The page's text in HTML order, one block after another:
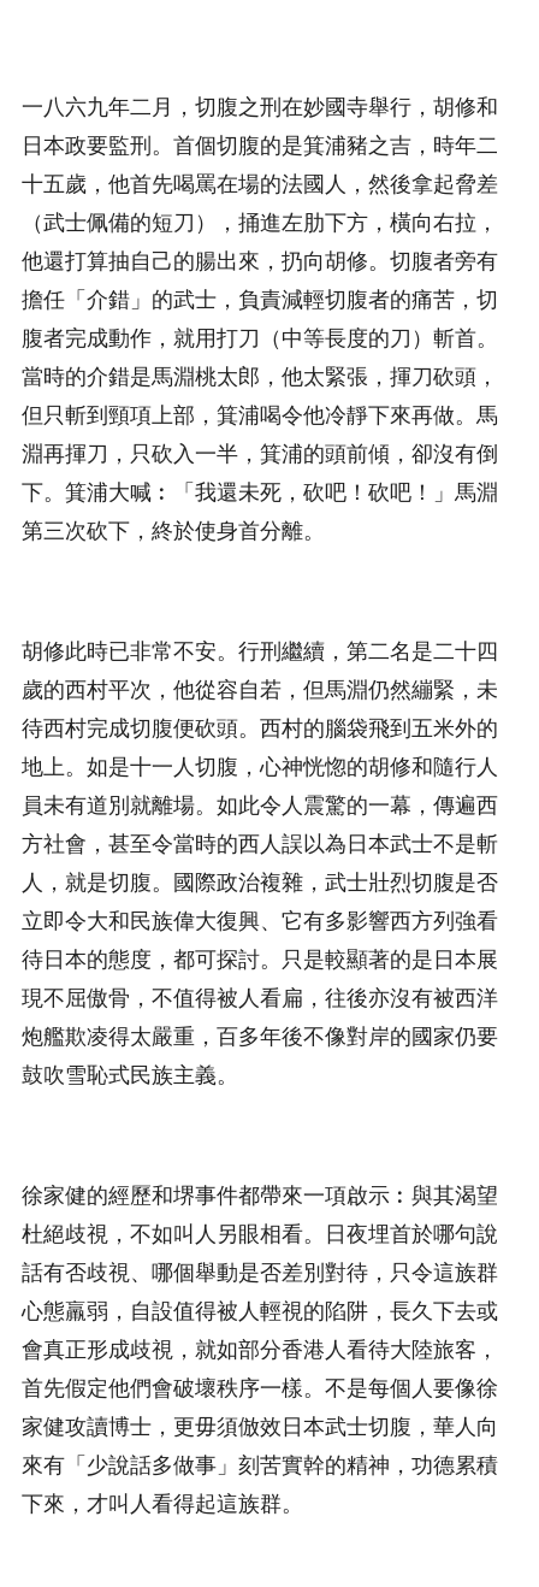
一八六九年二月，切腹之刑在妙國寺舉行，胡修和
日本政要監刑。首個切腹的是箕浦豬之吉，時年二
十五歲，他首先喝罵在場的法國人，然後拿起脅差
（武士佩備的短刀），捅進左肋下方，橫向右拉，
他還打算抽自己的腸出來，扔向胡修。切腹者旁有
擔任「介錯」的武士，負責減輕切腹者的痛苦，切
腹者完成動作，就用打刀（中等長度的刀）斬首。
當時的介錯是馬淵桃太郎，他太緊張，揮刀砍頭，
但只斬到頸項上部，箕浦喝令他冷靜下來再做。馬
淵再揮刀，只砍入一半，箕浦的頭前傾，卻沒有倒
下。箕浦大喊︰「我還未死，砍吧！砍吧！」馬淵
第三次砍下，終於使身首分離。
胡修此時已非常不安。行刑繼續，第二名是二十四
歲的西村平次，他從容自若，但馬淵仍然繃緊，未
待西村完成切腹便砍頭。西村的腦袋飛到五米外的
地上。如是十一人切腹，心神恍惚的胡修和隨行人
員未有道別就離場。如此令人震驚的一幕，傳遍西
方社會，甚至令當時的西人誤以為日本武士不是斬
人，就是切腹。國際政治複雜，武士壯烈切腹是否
立即令大和民族偉大復興、它有多影響西方列強看
待日本的態度，都可探討。只是較顯著的是日本展
現不屈傲骨，不值得被人看扁，往後亦沒有被西洋
炮艦欺凌得太嚴重，百多年後不像對岸的國家仍要
鼓吹雪恥式民族主義。
徐家健的經歷和堺事件都帶來一項啟示︰與其渴望
杜絕歧視，不如叫人另眼相看。日夜埋首於哪句說
話有否歧視、哪個舉動是否差別對待，只令這族群
心態羸弱，自設值得被人輕視的陷阱，長久下去或
會真正形成歧視，就如部分香港人看待大陸旅客，
首先假定他們會破壞秩序一樣。不是每個人要像徐
家健攻讀博士，更毋須倣效日本武士切腹，華人向
來有「少說話多做事」刻苦實幹的精神，功德累積
下來，才叫人看得起這族群。